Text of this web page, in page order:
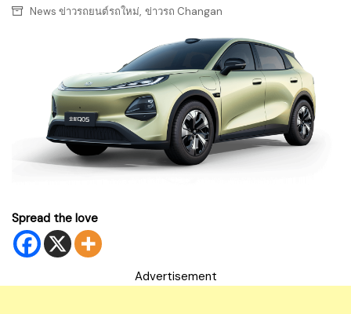
News ข่าวรถยนต์รถใหม่, ข่าวรถ Changan
Spread the love
Advertisement